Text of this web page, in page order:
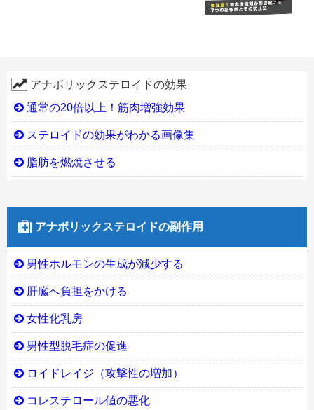
アナボリックステロイドの効果
通常の20倍以上！筋肉増強効果
ステロイドの効果がわかる画像集
脂肪を燃焼させる
アナボリックステロイドの副作用
男性ホルモンの生成が減少する
肝臓へ負担をかける
女性化乳房
男性型脱毛症の促進
ロイドレイジ（攻撃性の増加）
コレステロール値の悪化